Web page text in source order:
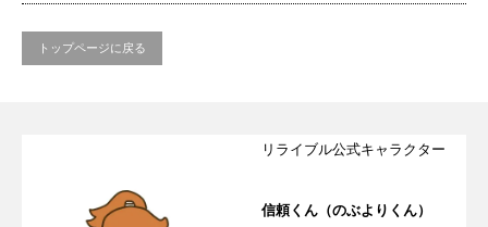
トップページに戻る
リライブル公式キャラクター
信頼くん（のぶよりくん）